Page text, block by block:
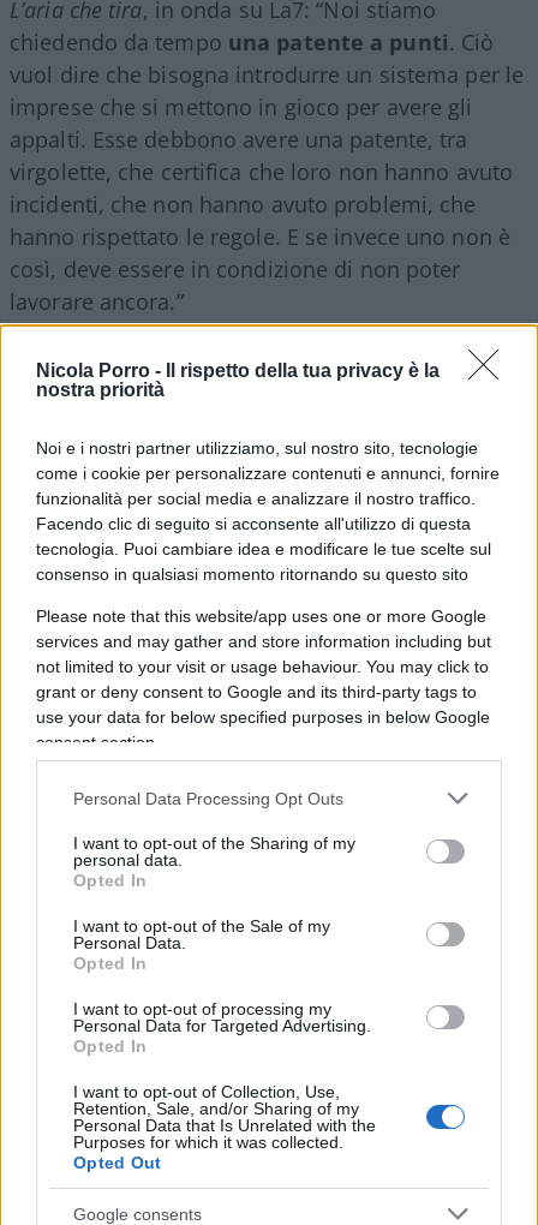
Nicola Porro -
Il rispetto della tua privacy è la
nostra priorità
Noi e i nostri partner utilizziamo, sul nostro sito, tecnologie
come i cookie per personalizzare contenuti e annunci, fornire
funzionalità per social media e analizzare il nostro traffico.
Facendo clic di seguito si acconsente all'utilizzo di questa
tecnologia. Puoi cambiare idea e modificare le tue scelte sul
consenso in qualsiasi momento ritornando su questo sito
Please note that this website/app uses one or more Google
services and may gather and store information including but
not limited to your visit or usage behaviour. You may click to
grant or deny consent to Google and its third-party tags to
use your data for below specified purposes in below Google
consent section.
Personal Data Processing Opt Outs
I want to opt-out of the Sharing of my
personal data.
Opted In
I want to opt-out of the Sale of my
Personal Data.
Opted In
I want to opt-out of processing my
Personal Data for Targeted Advertising.
Opted In
I want to opt-out of Collection, Use,
Retention, Sale, and/or Sharing of my
Personal Data that Is Unrelated with the
Purposes for which it was collected.
Opted Out
Google consents
L’aria che tira, in onda su La7: “Noi stiamo
chiedendo da tempo una patente a punti. Ciò
vuol dire che bisogna introdurre un sistema per le
imprese che si mettono in gioco per avere gli
appalti. Esse debbono avere una patente, tra
virgolette, che certifica che loro non hanno avuto
incidenti, che non hanno avuto problemi, che
hanno rispettato le regole. E se invece uno non è
così, deve essere in condizione di non poter
lavorare ancora.”
Ora, precisando ancora una volta che
mortalità sui luoghi di lavoro– mortalità che
per circa due terzi riguarda decessi avvenuti alla
guida di autoveicoli – è stabile da decenni, la
proposta di Landini rappresenta uno dei più
classici esempi di eterogenesi dei fini.
Infatti, anziché rappresentare un antidoto contro
le fatalità e gli errori umani – elementi che fanno
parte della nostra esistenza -, questa sorta di
lasciapassare
escludere tutte quelle aziende che, magari senza
particolari responsabilità soggettive, sono
incappate in qualche incidente sul lavoro. Ciò,
come spesso accade quando le regole diventano
imprese adoccultare anche il minimo
infortuniopur di non farsi appioppare i punti del
discredito professionale.
In realtà, occorrerebbe muoversi nella direzione
opposta rispetto a quella da bolscevichi proposta
dalla Cgil, riformando il mondo del lavoro con
regole più semplici e chiare, mettendo in grado le